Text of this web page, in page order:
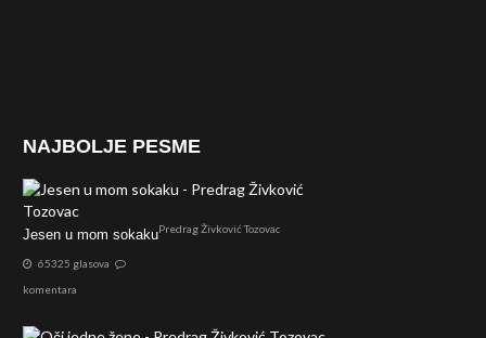
NAJBOLJE PESME
Jesen u mom sokakuPredrag Živković Tozovac
65325 glasova
komentara